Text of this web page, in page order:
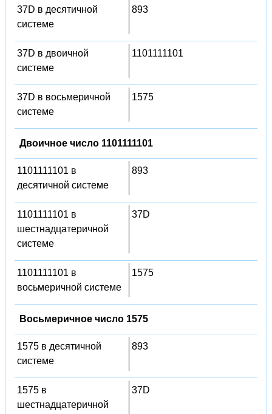
37D в десятичной
системе
893
37D в двоичной
системе
1101111101
37D в восьмеричной
системе
1575
Двоичное число 1101111101
1101111101 в
десятичной системе
893
1101111101 в
шестнадцатеричной
системе
37D
1101111101 в
восьмеричной системе
1575
Восьмеричное число 1575
1575 в десятичной
системе
893
1575 в
шестнадцатеричной
37D